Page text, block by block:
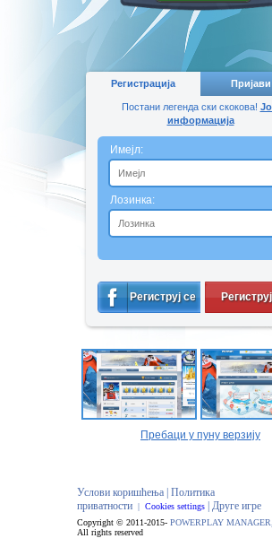
Регистрација
Постани легенда ски скокова!
информација
Имејл:
Лозинка:
Региструј се
Пребаци у пуну верзију
Услови коришћења | Политика
приватности| Cookies settings | Друге игре
Copyright © 2011-2015- POWERPLAY
All rights reserved